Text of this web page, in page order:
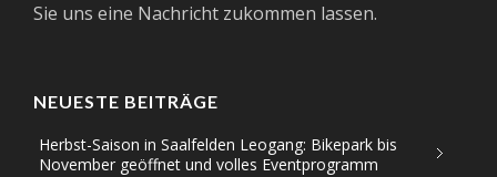
Sie uns eine Nachricht zukommen lassen.
NEUESTE BEITRÄGE
Herbst-Saison in Saalfelden Leogang: Bikepark bis
November geöffnet und volles Eventprogramm